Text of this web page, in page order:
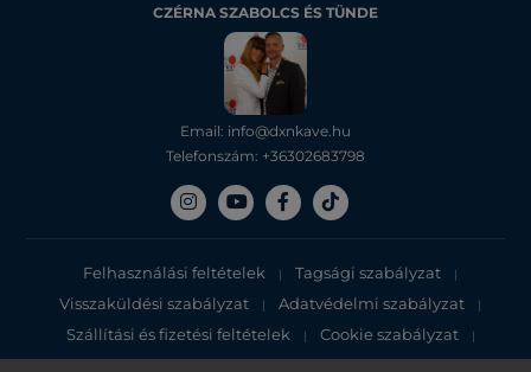
CZÉRNA SZABOLCS ÉS TÜNDE
Email: info@dxnkave.hu
Telefonszám: +36302683798
Felhasználási feltételek | Tagsági szabályzat |
Visszaküldési szabályzat | Adatvédelmi szabályzat |
Szállítási és fizetési feltételek | Cookie szabályzat |
Adatvédelmi tájékoztató